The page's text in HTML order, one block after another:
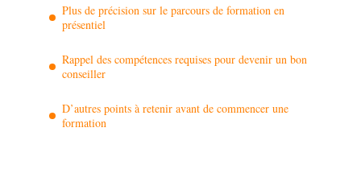
Plus de précision sur le parcours de formation en
présentiel
Rappel des compétences requises pour devenir un bon
conseiller
D’autres points à retenir avant de commencer une
formation